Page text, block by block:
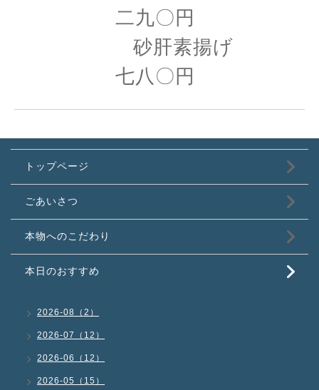
二九〇円
砂肝素揚げ
七八〇円
トップページ
ごあいさつ
本物へのこだわり
本日のおすすめ
2026-08（2）
2026-07（12）
2026-06（12）
2026-05（15）